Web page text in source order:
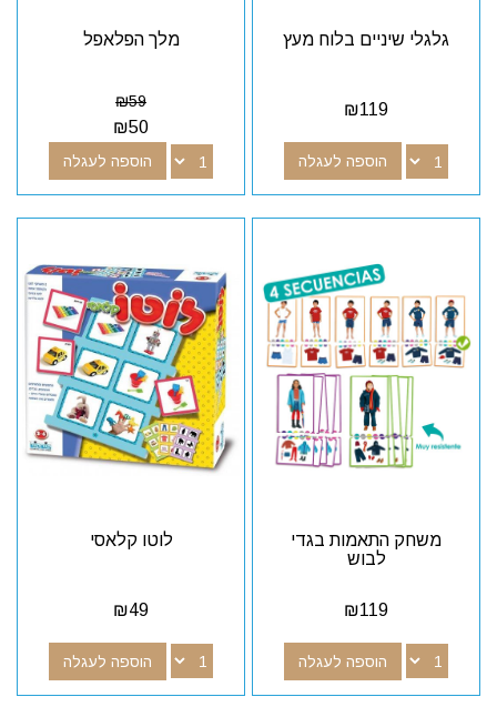
גלגלי שיניים בלוח מעץ
₪119
הוספה לעגלה
מלך הפלאפל
₪59
₪50
הוספה לעגלה
משחק התאמות בגדי
לבוש
₪119
הוספה לעגלה
לוטו קלאסי
₪49
הוספה לעגלה